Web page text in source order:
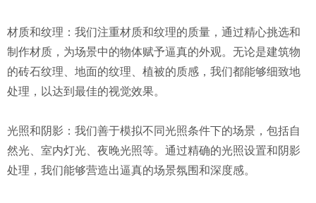
材质和纹理：我们注重材质和纹理的质量，通过精心挑选和
制作材质，为场景中的物体赋予逼真的外观。无论是建筑物
的砖石纹理、地面的纹理、植被的质感，我们都能够细致地
处理，以达到最佳的视觉效果。
光照和阴影：我们善于模拟不同光照条件下的场景，包括自
然光、室内灯光、夜晚光照等。通过精确的光照设置和阴影
处理，我们能够营造出逼真的场景氛围和深度感。